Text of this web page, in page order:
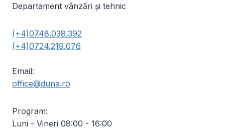
Departament vânzări și tehnic
(+4)0748.038.392
(+4)0724.219.076
Email:
office@duna.ro
Program:
Luni - Vineri 08:00 - 16:00